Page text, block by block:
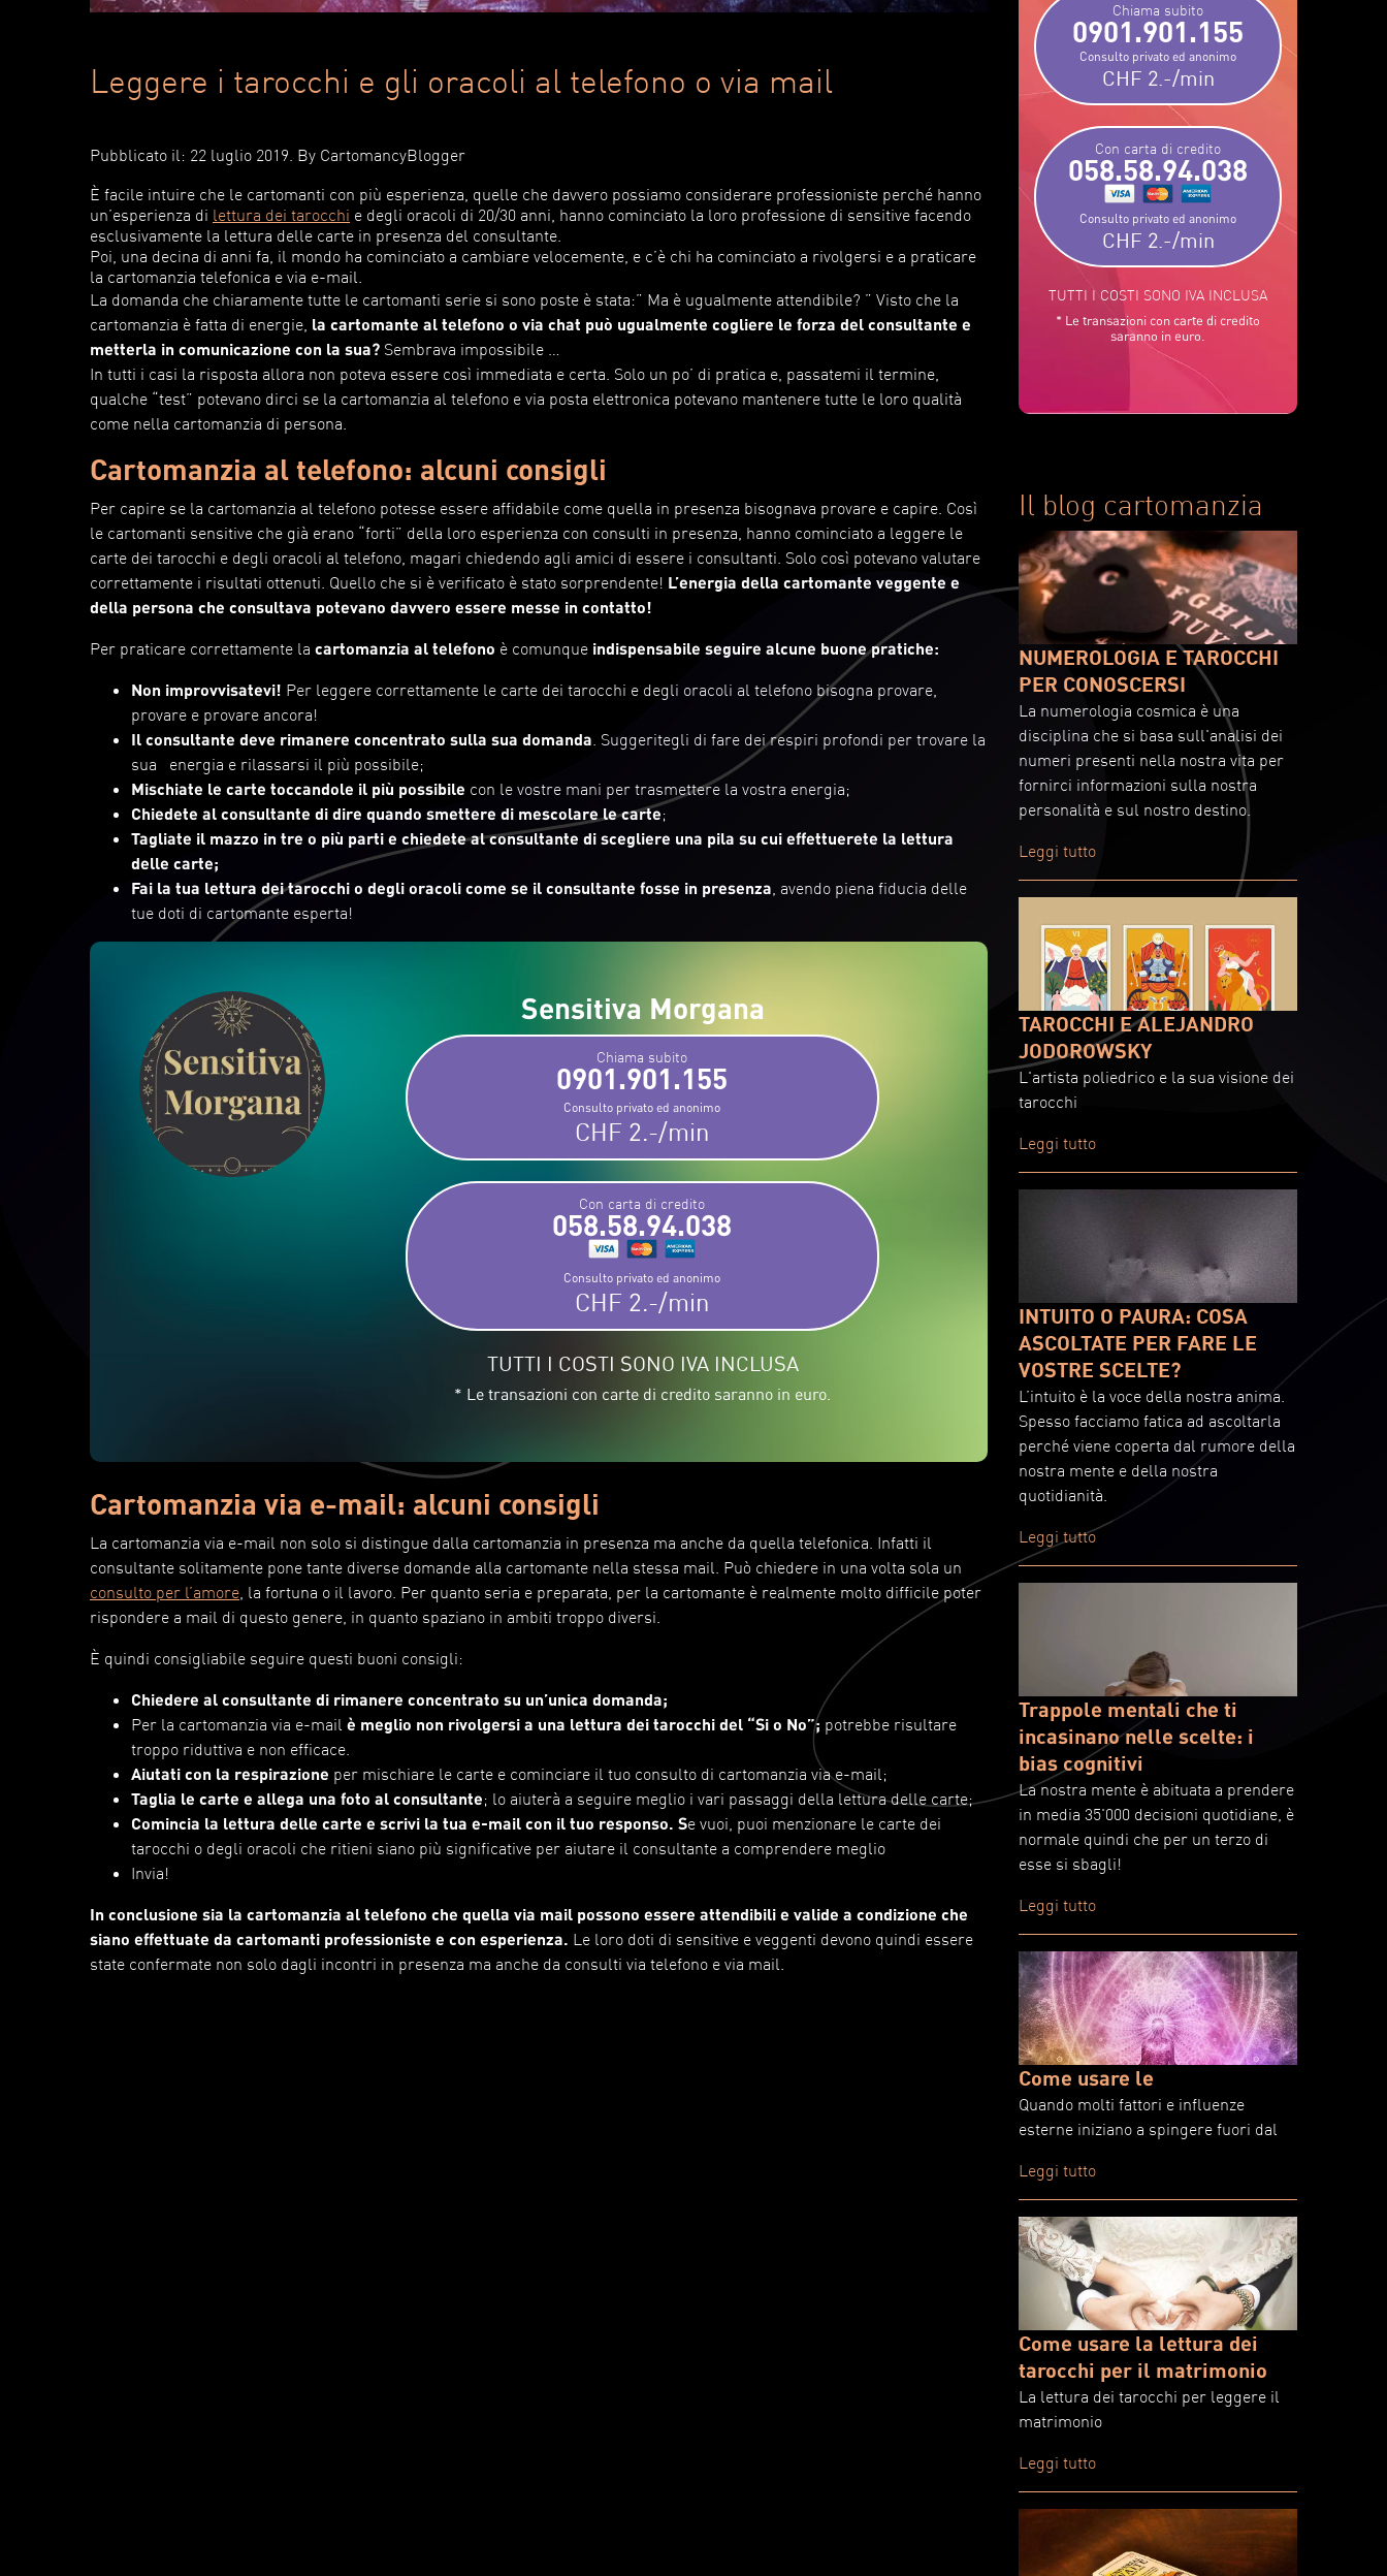
Leggere i tarocchi e gli oracoli al telefono o via mail
Pubblicato il: 22 luglio 2019. By CartomancyBlogger
È facile intuire che le cartomanti con più esperienza, quelle che davvero possiamo considerare professioniste perché hanno
un’esperienza di lettura dei tarocchi e degli oracoli di 20/30 anni, hanno cominciato la loro professione di sensitive facendo
esclusivamente la lettura delle carte in presenza del consultante.
Poi, una decina di anni fa, il mondo ha cominciato a cambiare velocemente, e c’è chi ha cominciato a rivolgersi e a praticare
la cartomanzia telefonica e via e-mail.
La domanda che chiaramente tutte le cartomanti serie si sono poste è stata:” Ma è ugualmente attendibile? ” Visto che la
cartomanzia è fatta di energie, la cartomante al telefono o via chat può ugualmente cogliere le forza del consultante e
metterla in comunicazione con la sua? Sembrava impossibile …
In tutti i casi la risposta allora non poteva essere così immediata e certa. Solo un po’ di pratica e, passatemi il termine,
qualche “test” potevano dirci se la cartomanzia al telefono e via posta elettronica potevano mantenere tutte le loro qualità
come nella cartomanzia di persona.
Cartomanzia al telefono: alcuni consigli
Per capire se la cartomanzia al telefono potesse essere affidabile come quella in presenza bisognava provare e capire. Così
le cartomanti sensitive che già erano “forti” della loro esperienza con consulti in presenza, hanno cominciato a leggere le
carte dei tarocchi e degli oracoli al telefono, magari chiedendo agli amici di essere i consultanti. Solo così potevano valutare
correttamente i risultati ottenuti. Quello che si è verificato è stato sorprendente! L’energia della cartomante veggente e
della persona che consultava potevano davvero essere messe in contatto!
Per praticare correttamente la cartomanzia al telefono è comunque indispensabile seguire alcune buone pratiche:
Non improvvisatevi! Per leggere correttamente le carte dei tarocchi e degli oracoli al telefono bisogna provare,
provare e provare ancora!
Il consultante deve rimanere concentrato sulla sua domanda. Suggeritegli di fare dei respiri profondi per trovare la
sua energia e rilassarsi il più possibile;
Mischiate le carte toccandole il più possibile con le vostre mani per trasmettere la vostra energia;
Chiedete al consultante di dire quando smettere di mescolare le carte;
Tagliate il mazzo in tre o più parti e chiedete al consultante di scegliere una pila su cui effettuerete la lettura
delle carte;
Fai la tua lettura dei tarocchi o degli oracoli come se il consultante fosse in presenza, avendo piena fiducia delle
tue doti di cartomante esperta!
Sensitiva Morgana
Chiama subito
0901.901.155
Consulto privato ed anonimo
CHF 2.-/min
Con carta di credito
058.58.94.038
Consulto privato ed anonimo
CHF 2.-/min
TUTTI I COSTI SONO IVA INCLUSA
* Le transazioni con carte di credito saranno in euro.
Cartomanzia via e-mail: alcuni consigli
La cartomanzia via e-mail non solo si distingue dalla cartomanzia in presenza ma anche da quella telefonica. Infatti il
consultante solitamente pone tante diverse domande alla cartomante nella stessa mail. Può chiedere in una volta sola un
consulto per l’amore, la fortuna o il lavoro. Per quanto seria e preparata, per la cartomante è realmente molto difficile poter
rispondere a mail di questo genere, in quanto spaziano in ambiti troppo diversi.
È quindi consigliabile seguire questi buoni consigli:
Chiedere al consultante di rimanere concentrato su un’unica domanda;
Per la cartomanzia via e-mail è meglio non rivolgersi a una lettura dei tarocchi del “Si o No”; potrebbe risultare
troppo riduttiva e non efficace.
Aiutati con la respirazione per mischiare le carte e cominciare il tuo consulto di cartomanzia via e-mail;
Taglia le carte e allega una foto al consultante; lo aiuterà a seguire meglio i vari passaggi della lettura delle carte;
Comincia la lettura delle carte e scrivi la tua e-mail con il tuo responso. Se vuoi, puoi menzionare le carte dei
tarocchi o degli oracoli che ritieni siano più significative per aiutare il consultante a comprendere meglio
Invia!
In conclusione sia la cartomanzia al telefono che quella via mail possono essere attendibili e valide a condizione che
siano effettuate da cartomanti professioniste e con esperienza. Le loro doti di sensitive e veggenti devono quindi essere
state confermate non solo dagli incontri in presenza ma anche da consulti via telefono e via mail.
Chiama subito
0901.901.155
Consulto privato ed anonimo
CHF 2.-/min
Con carta di credito
058.58.94.038
Consulto privato ed anonimo
CHF 2.-/min
TUTTI I COSTI SONO IVA INCLUSA
* Le transazioni con carte di credito
saranno in euro.
Il blog cartomanzia
NUMEROLOGIA E TAROCCHI
PER CONOSCERSI
La numerologia cosmica è una
disciplina che si basa sull'analisi dei
numeri presenti nella nostra vita per
fornirci informazioni sulla nostra
personalità e sul nostro destino.
Leggi tutto
TAROCCHI E ALEJANDRO
JODOROWSKY
L'artista poliedrico e la sua visione dei
tarocchi
Leggi tutto
INTUITO O PAURA: COSA
ASCOLTATE PER FARE LE
VOSTRE SCELTE?
L’intuito è la voce della nostra anima.
Spesso facciamo fatica ad ascoltarla
perché viene coperta dal rumore della
nostra mente e della nostra
quotidianità.
Leggi tutto
Trappole mentali che ti
incasinano nelle scelte: i
bias cognitivi
La nostra mente è abituata a prendere
in media 35'000 decisioni quotidiane, è
normale quindi che per un terzo di
esse si sbagli!
Leggi tutto
Come usare le
Quando molti fattori e influenze
esterne iniziano a spingere fuori dal
Leggi tutto
Come usare la lettura dei
tarocchi per il matrimonio
La lettura dei tarocchi per leggere il
matrimonio
Leggi tutto